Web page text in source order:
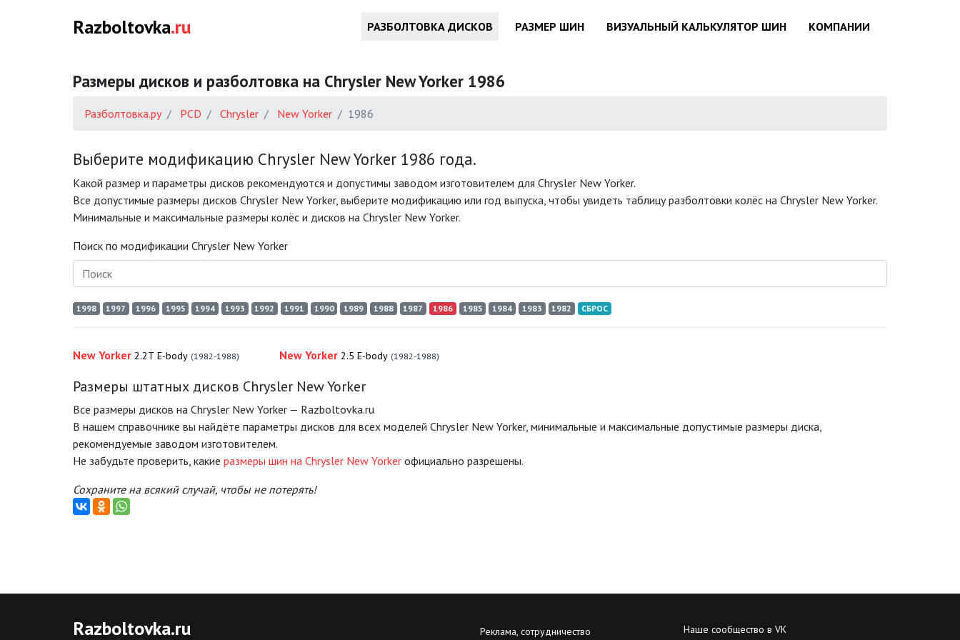
Razboltovka.ru РАЗБОЛТОВКА ДИСКОВ РАЗМЕР ШИН ВИЗУАЛЬНЫЙ КАЛЬКУЛЯТОР ШИН КОМПАНИИ
Размеры дисков и разболтовка на Chrysler New Yorker 1986
Разболтовка.ру PCD Chrysler New Yorker 1986
Выберите модификацию Chrysler New Yorker 1986 года.
Какой размер и параметры дисков рекомендуются и допустимы заводом изготовителем для Chrysler New Yorker.
Все допустимые размеры дисков Chrysler New Yorker, выберите модификацию или год выпуска, чтобы увидеть таблицу разболтовки колёс на Chrysler New Yorker.
Минимальные и максимальные размеры колёс и дисков на Chrysler New Yorker.
Поиск по модификации Chrysler New Yorker
1998 1997 1996 1995 1994 1993 1992 1991 1990 1989 1988 1987 1986 1985 1984 1983 1982 СБРОС
New Yorker 2.2T E-body (1982-1988) New Yorker 2.5 E-body (1982-1988)
Размеры штатных дисков Chrysler New Yorker
Все размеры дисков на Chrysler New Yorker — Razboltovka.ru
В нашем справочнике вы найдёте параметры дисков для всех моделей Chrysler New Yorker, минимальные и максимальные допустимые размеры диска,
рекомендуемые заводом изготовителем.
Не забудьте проверить, какие размеры шин на Chrysler New Yorker официально разрешены.
Сохраните на всякий случай, чтобы не потерять!
Razboltovka.ru Реклама, сотрудничество Наше сообщество в VK